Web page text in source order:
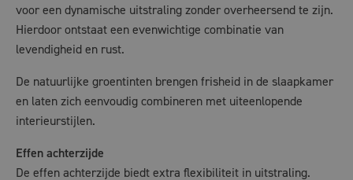
voor een dynamische uitstraling zonder overheersend te zijn.
Hierdoor ontstaat een evenwichtige combinatie van
levendigheid en rust.
De natuurlijke groentinten brengen frisheid in de slaapkamer
en laten zich eenvoudig combineren met uiteenlopende
interieurstijlen.
Effen achterzijde
De effen achterzijde biedt extra flexibiliteit in uitstraling.